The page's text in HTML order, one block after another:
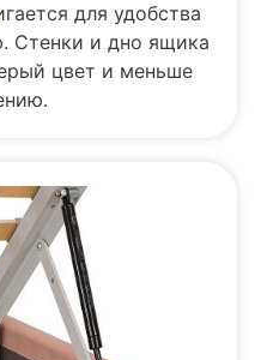
для удобства
Стенки и дно ящика
цвет и меньше